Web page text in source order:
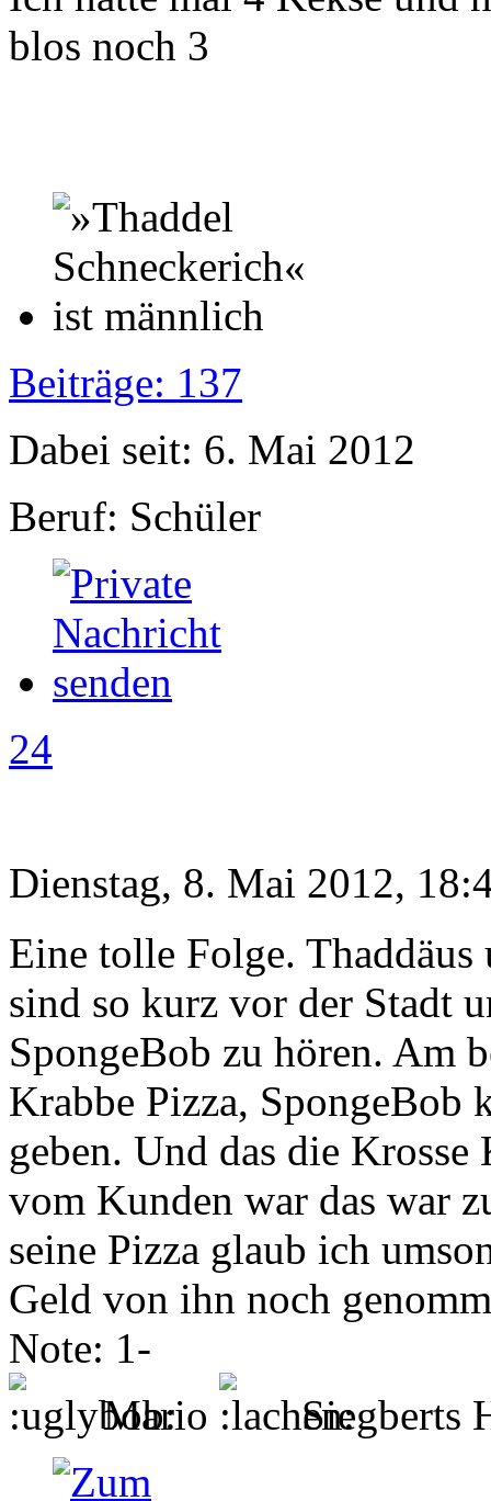
blos noch 3
Beiträge: 137
Dabei seit: 6. Mai 2012
Beruf: Schüler
24
Dienstag, 8. Mai 2012,
Eine tolle Folge.
sind so kurz vor der Stadt
SpongeBob zu hören. Am
Krabbe Pizza, SpongeBob
geben. Und das die
vom Kunden war das war
seine Pizza glaub ich
Geld von ihn noch
Note: 1-
Mario
Siegberts